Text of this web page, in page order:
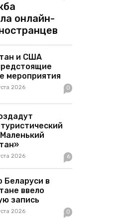
онлайн-
и США
мероприятия
2026 0
2026 6
Беларуси в
ввело
запись
2026 0